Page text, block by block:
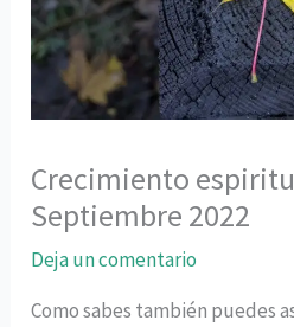
Crecimiento
Septiembre 2022
Deja un comentario
Como sabes también puedes